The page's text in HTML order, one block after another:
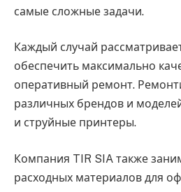
самые сложные задачи.
Каждый случай
обеспечить максимально
оперативный ремонт.
различных брендов и
и струйные принтеры.
Компания TIR SIA также
расходных материалов для